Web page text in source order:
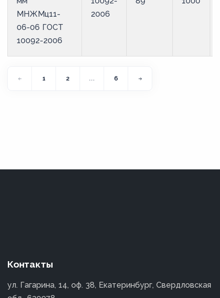
МНЖМц11-
06-06 ГОСТ
10092-2006
2006
1 2 ... 6
Контакты
ул. Гагарина, 14, оф. 38, Екатеринбург, Свердловская